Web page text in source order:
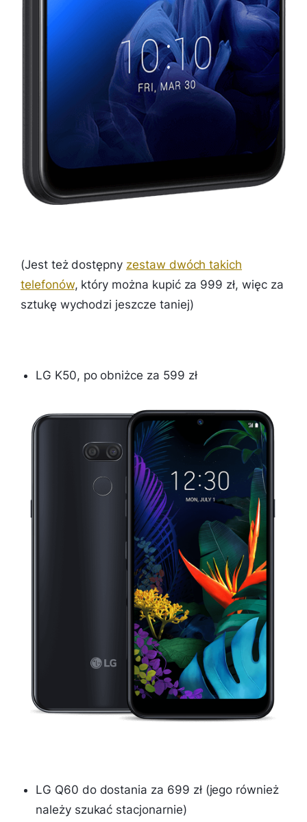
(Jest też dostępny zestaw dwóch takich
telefonów, który można kupić za 999 zł, więc za
sztukę wychodzi jeszcze taniej)
LG K50, po obniżce za 599 zł
LG Q60 do dostania za 699 zł (jego również
należy szukać stacjonarnie)